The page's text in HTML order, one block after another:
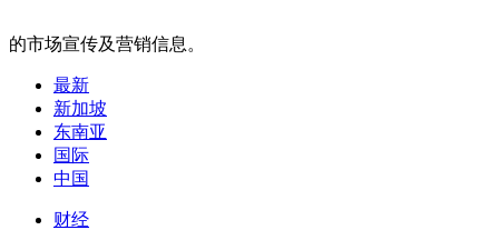
的市场宣传及营销信息。
最新
新加坡
东南亚
国际
中国
财经